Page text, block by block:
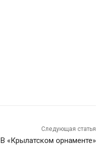
Следующая статья
В «Крылатском орнаменте»